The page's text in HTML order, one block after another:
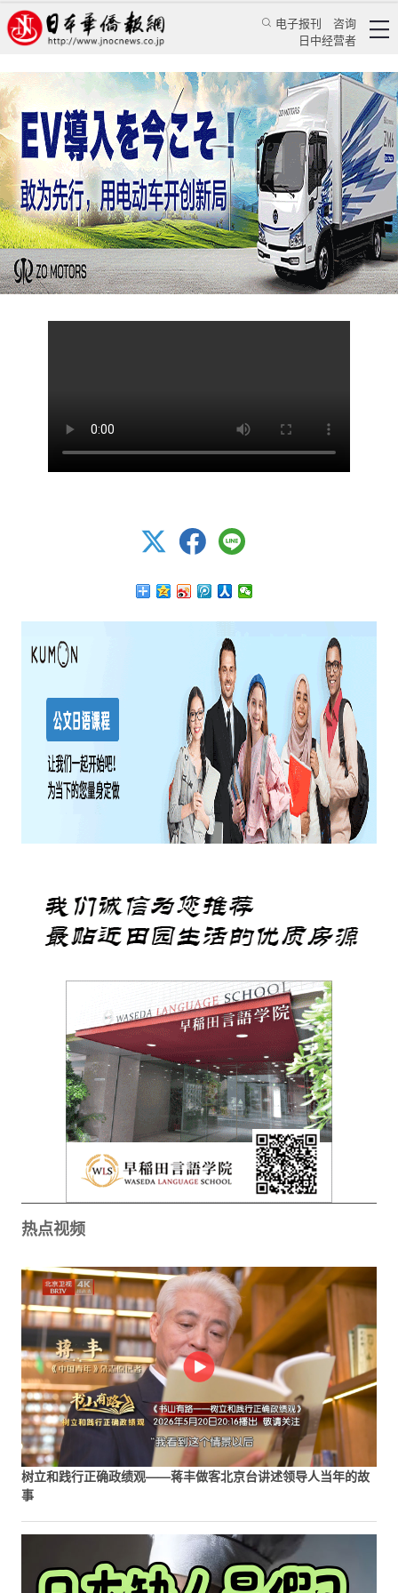
电子报刊
咨询
日中经营者
杨多杰《中国最美茶诗》日语版首发式在东京举
行
视频 活动撷彩
日本华侨报 2024/9/25 09:30:38
热点视频
树立和践行正确政绩观——蒋丰做客北京台讲述领导人当年的故
事